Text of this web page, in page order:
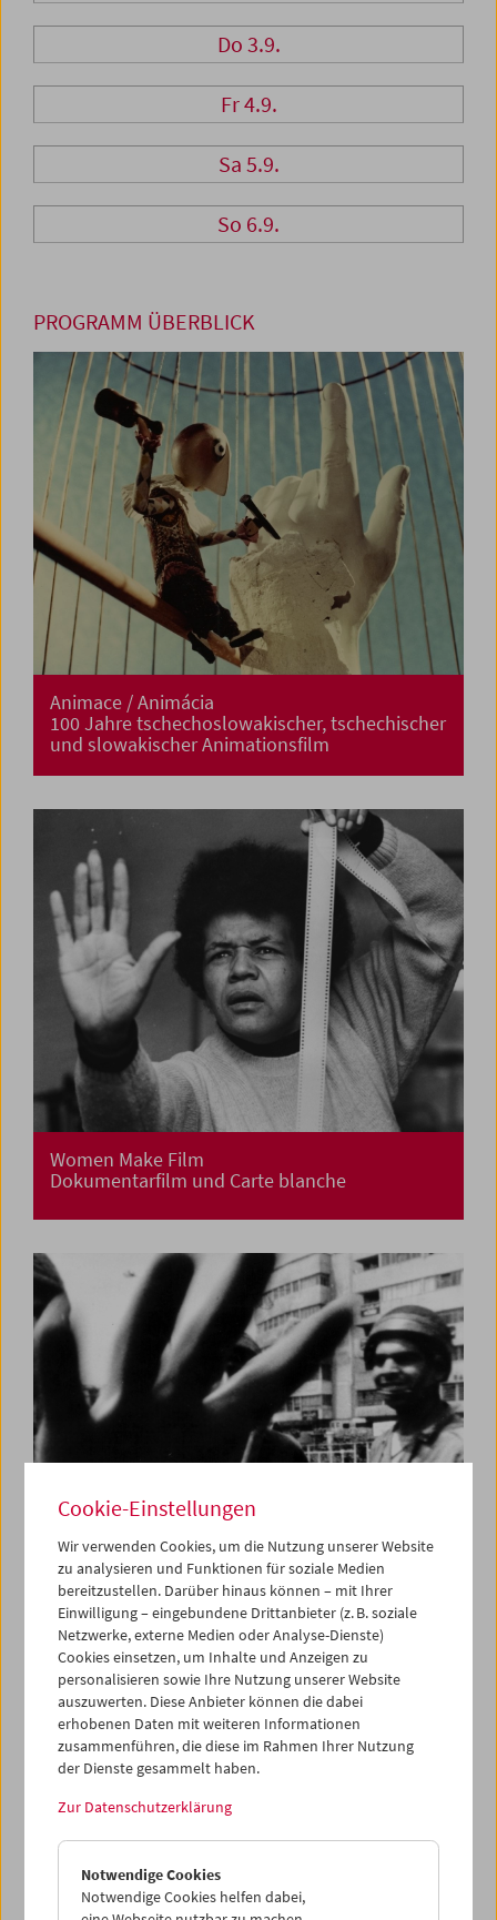
Do 3.9.
Fr 4.9.
Sa 5.9.
So 6.9.
PROGRAMM ÜBERBLICK
Animace / Animácia
100 Jahre tschechoslowakischer, tschechischer
und slowakischer Animationsfilm
Women Make Film
Dokumentarfilm und Carte blanche
Carte blanche
Jerusalem Cinematheque
Cookie-Einstellungen
Wir verwenden Cookies, um die Nutzung unserer Website
zu analysieren und Funktionen für soziale Medien
bereitzustellen. Darüber hinaus können – mit Ihrer
Einwilligung – eingebundene Drittanbieter (z. B. soziale
Netzwerke, externe Medien oder Analyse-Dienste)
Cookies einsetzen, um Inhalte und Anzeigen zu
personalisieren sowie Ihre Nutzung unserer Website
auszuwerten. Diese Anbieter können die dabei
erhobenen Daten mit weiteren Informationen
zusammenführen, die diese im Rahmen Ihrer Nutzung
der Dienste gesammelt haben.
Zur Datenschutzerklärung
Notwendige Cookies
Notwendige Cookies helfen dabei,